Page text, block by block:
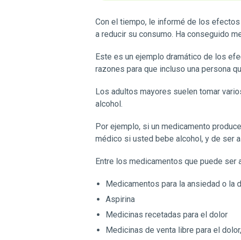
Con el tiempo, le informé de los
a reducir su consumo. Ha conseguido
Este es un ejemplo dramático de los
razones para que incluso una persona
Los adultos mayores suelen tomar
alcohol.
Por ejemplo, si un medicamento
médico si usted bebe alcohol, y de ser
Entre los medicamentos que puede ser
Medicamentos para la ansiedad o la
Aspirina
Medicinas recetadas para el dolor
Medicinas de venta libre para el